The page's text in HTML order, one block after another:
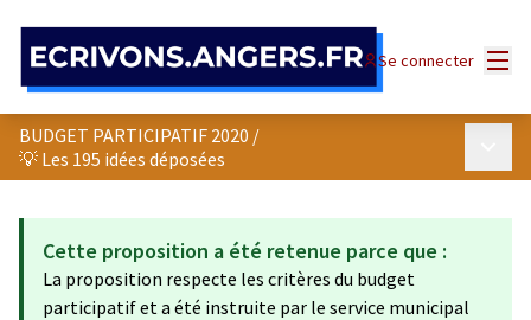
Se connecter
BUDGET PARTICIPATIF 2020 /
💡 Les 195 idées déposées
Cette proposition a été retenue parce que :
La proposition respecte les critères du budget
participatif et a été instruite par le service municipal